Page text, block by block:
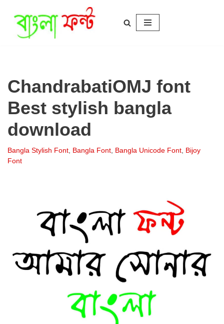
Skip
ChandrabatiOMJ font
Best stylish bangla
download
Bangla Stylish Font Bangla Font Bangla Unicode Font
Bijoy
Font